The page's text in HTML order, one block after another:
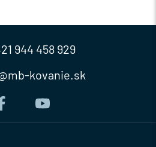
944 458 929
kovanie.sk